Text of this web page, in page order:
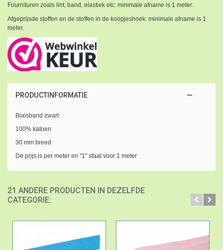
Fournituren zoals lint, band, elastiek etc: minimale afname is 1 meter.
Afgeprijsde stoffen en de stoffen in de koopjeshoek: minimale afname is 1
meter.
PRODUCTINFORMATIE
Biaisband zwart
100% katoen
30 mm breed
De prijs is per meter en "1" staat voor 1 meter
21 ANDERE PRODUCTEN IN DEZELFDE
CATEGORIE: